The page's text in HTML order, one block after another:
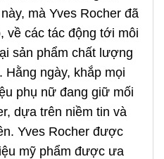
mà Yves Rocher đã
về các tác động tới môi
sản phẩm chất lượng
ngày, khắp mọi
phụ nữ đang giữ mối
dựa trên niềm tin và
Yves Rocher được
mỹ phẩm được ưa